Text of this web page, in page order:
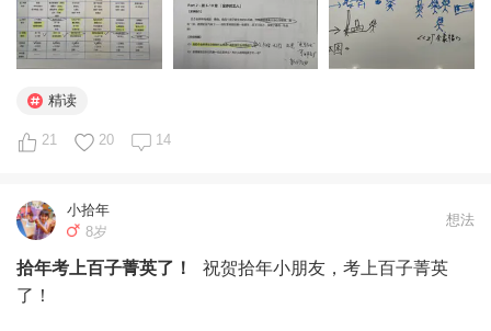
童话的短篇故事。《查理》中文书是三本，人物众多、情节
复杂、主题层层递进……所以需要做好精读的规划，为此我
还做了一个两周的精读规划，帮助孩子穿针引线、拨丝抽
茧、层层剖析。当然电影赏析、人物性格分析可是我的常
层面，我们也不仅仅是寒假的复述故事了，我们有中英文角
今天是我们精读的第4天，孩子非常喜欢，我们一起深入探
讨了很多问题，还记录了很多他的金句，说到兴奋的地方，
孩子还中英文角色扮演，每天晚上1个小时，孩子觉得这是
一场游戏，时不时的还可以画画自己喜欢的情景和人物角
精读
21 20 14
小拾年
8岁
想法
拾年考上百子菁英了！
祝贺拾年小朋友，考上百子菁英
了！